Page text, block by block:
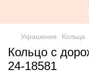
Украшения Кольца
Кольцо с
24-18581